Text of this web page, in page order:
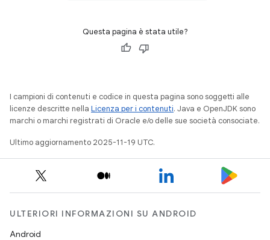
Questa pagina è stata utile?
I campioni di contenuti e codice in questa pagina sono soggetti alle
licenze descritte nella Licenza per i contenuti. Java e OpenJDK sono
marchi o marchi registrati di Oracle e/o delle sue società consociate.
Ultimo aggiornamento 2025-11-19 UTC.
ULTERIORI INFORMAZIONI SU ANDROID
Android